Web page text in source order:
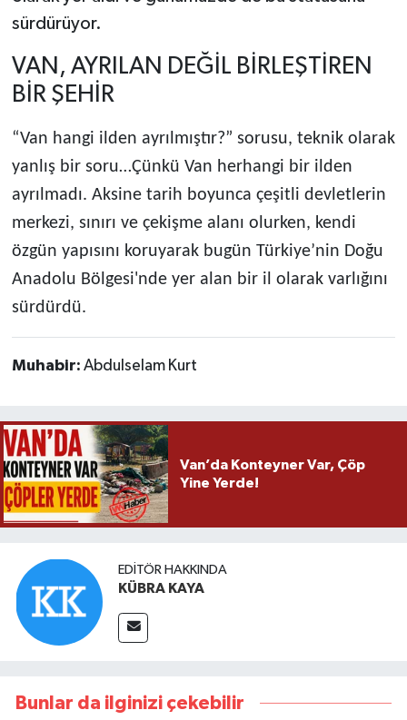
sürdürüyor.
VAN, AYRILAN DEĞİL BİRLEŞTİREN
BİR ŞEHİR
“Van hangi ilden ayrılmıştır?” sorusu, teknik olarak
yanlış bir soru…Çünkü Van herhangi bir ilden
ayrılmadı. Aksine tarih boyunca çeşitli devletlerin
merkezi, sınırı ve çekişme alanı olurken, kendi
özgün yapısını koruyarak bugün Türkiye’nin Doğu
Anadolu Bölgesi'nde yer alan bir il olarak varlığını
sürdürdü.
Muhabir: Abdulselam Kurt
Van’da Konteyner Var, Çöp
Yine Yerde!
EDITÖR HAKKINDA
KÜBRA KAYA
Bunlar da ilginizi çekebilir